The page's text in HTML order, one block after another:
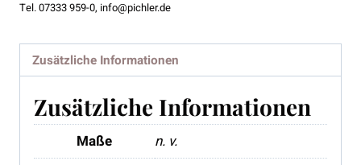
Tel. 07333 959-0, info@pichler.de
Zusätzliche Informationen
Zusätzliche Informationen
Maße n. v.